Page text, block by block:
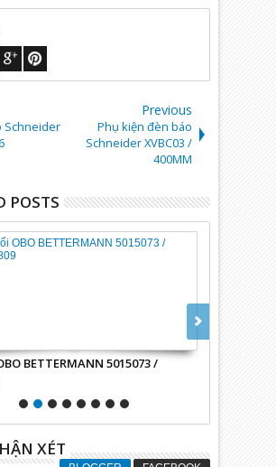
Schneider
Previous
Phụ kiện đèn báo
Schneider XVB­C03 /
400MM
POSTS
BETTERMANN 5015073 /
XÉT